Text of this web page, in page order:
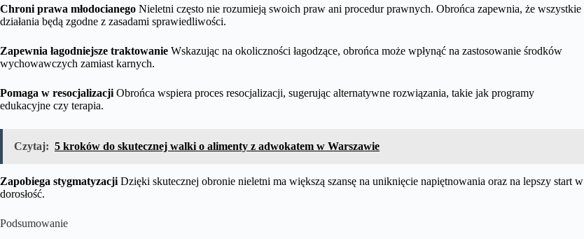
Chroni prawa młodocianego Nieletni często nie rozumieją swoich praw ani procedur prawnych. Obrońca zapewnia, że wszystkie
działania będą zgodne z zasadami sprawiedliwości.
Zapewnia łagodniejsze traktowanie Wskazując na okoliczności łagodzące, obrońca może wpłynąć na zastosowanie środków
wychowawczych zamiast karnych.
Pomaga w resocjalizacji Obrońca wspiera proces resocjalizacji, sugerując alternatywne rozwiązania, takie jak programy
edukacyjne czy terapia.
Czytaj: 5 kroków do skutecznej walki o alimenty z adwokatem w Warszawie
Zapobiega stygmatyzacji Dzięki skutecznej obronie nieletni ma większą szansę na uniknięcie napiętnowania oraz na lepszy start w
dorosłość.
Podsumowanie